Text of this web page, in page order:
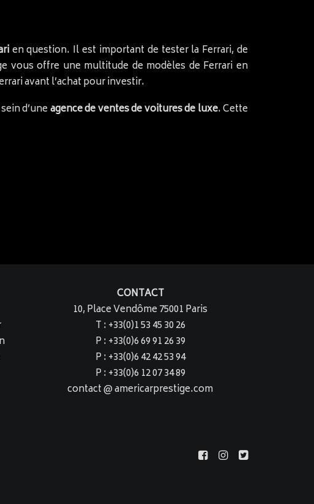
en question. Il est important de tester la Ferrari, de
vous offre une multitude de modèles de Ferrari en
avant l’achat pour investir.
d’uneagence de ventes de voitures de luxe. Cette
CONTACT
10, Place Vendôme 75001 Paris
T : +33(0)1 53 45 30 26
P : +33(0)6 69 91 26 39
P : +33(0)6 42 42 53 94
P : +33(0)6 12 07 34 89
contact @ americarprestige.com